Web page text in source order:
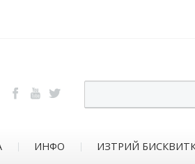
ИНФО ИЗТРИЙ